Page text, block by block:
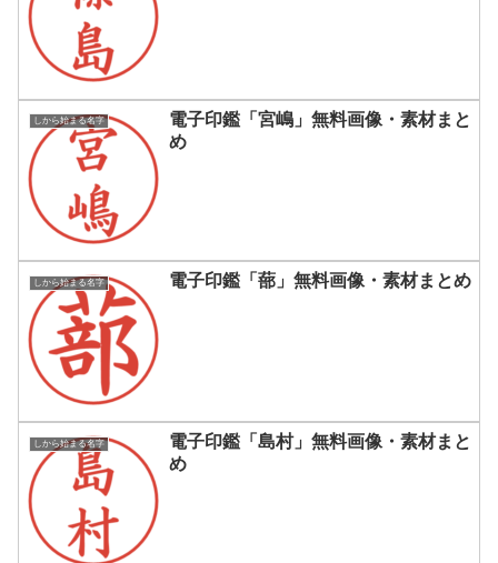
しから始まる名字
電子印鑑「宮嶋」無料画像・素材まと
め
しから始まる名字 電子印鑑「蔀」無料画像・素材まとめ
しから始まる名字
電子印鑑「島村」無料画像・素材まと
め